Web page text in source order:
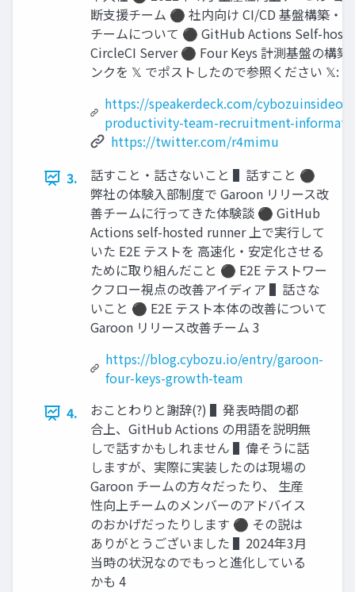
断支援チーム ⚫ 社内向け CI/CD 基盤構築・
チームについて ⚫ GitHub Actions Self-
CircleCI Server ⚫ Four Keys 計測基盤の構
ンクを 𝕏 でポストしたので参照ください 𝕏:
https://speakerdeck.com/
productivity-team-recruitment-
https://twitter.com/r4mimu
3.
話すこと・話さないこと ▌話すこと ⚫
弊社の体験入部制度で Garoon リリース改
善チームに行ってきた体験談 ⚫ GitHub
Actions self-hosted runner 上で実行して
いた E2E テストを 高速化・安定化させる
ために取り組んだこと ⚫ E2E テストワー
クフロー視点の改善アイディア ▌話さな
いこと ⚫ E2E テスト本体の改善について
Garoon リリース改善チーム 3
https://blog.cybozu.io/entry/garoon-
four-keys-growth-team
4.
おことわりと謝辞(?) ▌発表時間の都
合上、GitHub Actions の用語を説明無
しで話すかもしれません ▌偉そうに話
しますが、実際に実装したのは現場の
Garoon チームの方々だったり、 生産
性向上チームのメンバーのアドバイス
のおかげだったりします ⚫ その説は
ありがとうございました ▌2024年3月
当時の状況なのでもっと進化している
かも 4